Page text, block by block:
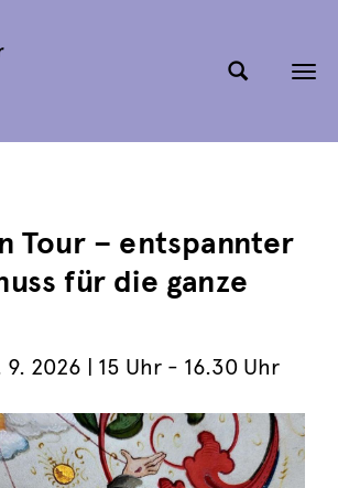
Tour – entspannter
für die ganze
9. 2026 | 15 Uhr - 16.30 Uhr